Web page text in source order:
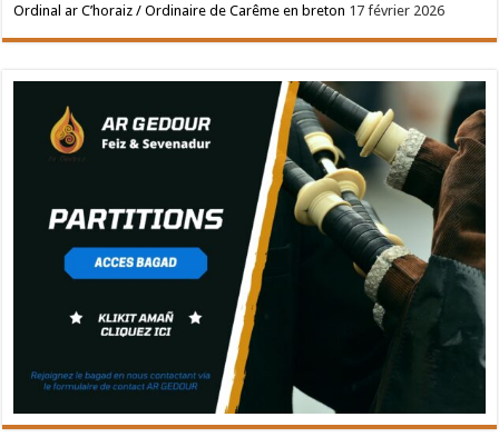
Ordinal ar C’horaiz / Ordinaire de Carême en breton 17 février 2026